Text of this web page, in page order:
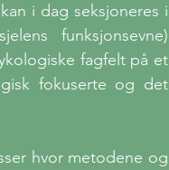
i dag seksjoneres i
funksjonsevne)
fagfelt på et
fokuserte og det
hvor metodene og